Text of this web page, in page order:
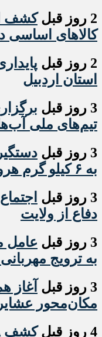
2 روز قبل
کالاهای اساسی
2 روز قبل
استان اردبیل
3 روز قبل
تیم‌های ملی
3 روز قبل
به ۶ کیلو گرم هروئین در مشگین شهر
3 روز قبل
دفاع از ولایت
3 روز قبل
عامل
به ترویج
3 روز قبل
آغاز
مکان‌محور
4 روز قبل